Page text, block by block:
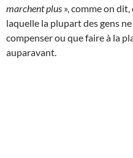
marchent plus », comme on
laquelle la plupart des gens
compenser ou que faire à la
auparavant.